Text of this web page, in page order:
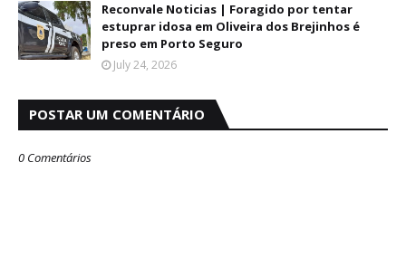
Reconvale Noticias | Foragido por tentar
estuprar idosa em Oliveira dos Brejinhos é
preso em Porto Seguro
July 24, 2026
POSTAR UM COMENTÁRIO
0 Comentários